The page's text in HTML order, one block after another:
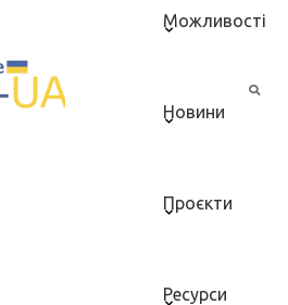
Можливості
Новини
Проєкти
Ресурси